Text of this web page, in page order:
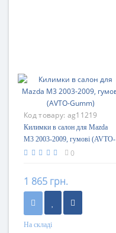
Код товару: ag11219
Килимки в салон для Mazda
M3 2003-2009, гумові (AVTO-
Gumm)
0
1 865 грн.
На складі